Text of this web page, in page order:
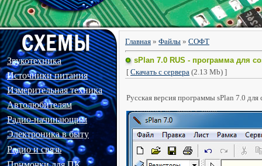
Звукотехника
Источники питания
Измерительная техника
Автолюбителям
Радио-начинающим
Электроника в быту
Радио и связь
Главная » Файлы » СОФТ
sPlan 7.0 RUS - программа для
[ Скачать с сервера (2.13 Mb) ]
Русская версия программы sPlan 7.0